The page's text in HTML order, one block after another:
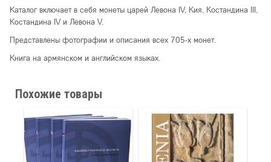
Каталог включает в себя монеты царей Левона IV, Кия, Костандина III,
Костандина IV и Левона V.
Представлены фотографии и описания всех 705-х монет.
Книга на армянском и английском языках.
Похожие товары